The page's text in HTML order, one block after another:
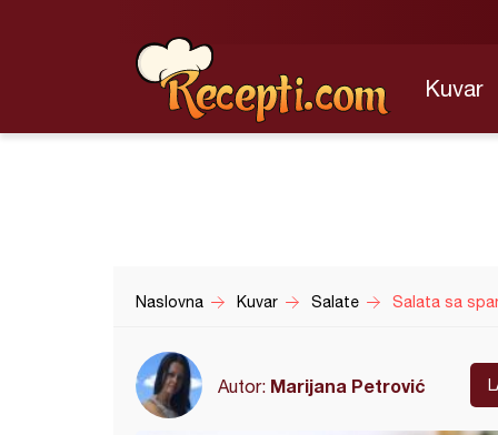
Kuvar
Naslovna Kuvar Salate Salata sa
Autor: Marijana Petrović